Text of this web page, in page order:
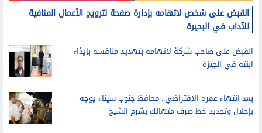
القبض على شخص لاتهامه بإدارة صفحة لترويج الأعمال المنافية
للآداب في البحيرة
القبض على صاحب شركة لاتهامه بتهديد منافسه بإيذاء
ابنته في الجيزة
بعد انتهاء عمره الافتراضي.. محافظ جنوب سيناء يوجه
بإحلال وتجديد خط صرف متهالك بشرم الشيخ